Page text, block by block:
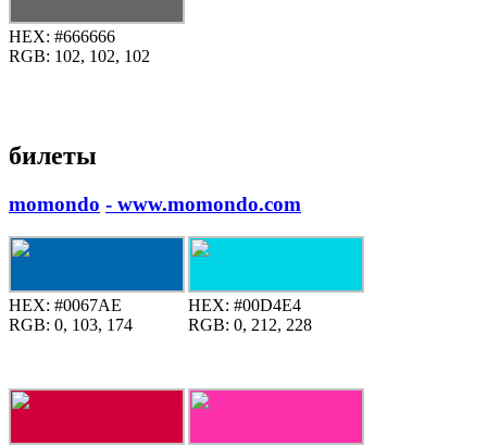
HEX: #666666
RGB: 102, 102, 102
билеты
momondo - www.momondo.com
HEX: #0067AE
RGB: 0, 103, 174
HEX: #00D4E4
RGB: 0, 212, 228